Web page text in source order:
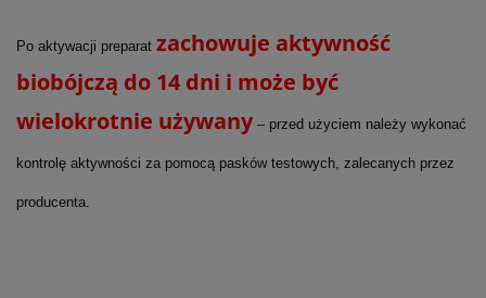
Po aktywacji preparat zachowuje aktywność
biobójczą do 14 dni i może być
wielokrotnie używany– przed użyciem należy wykonać
kontrolę aktywności za pomocą pasków testowych, zalecanych przez
producenta.